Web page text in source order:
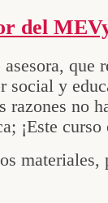
del
asesora, que
social y
razones no
¡Este curso
materiales,